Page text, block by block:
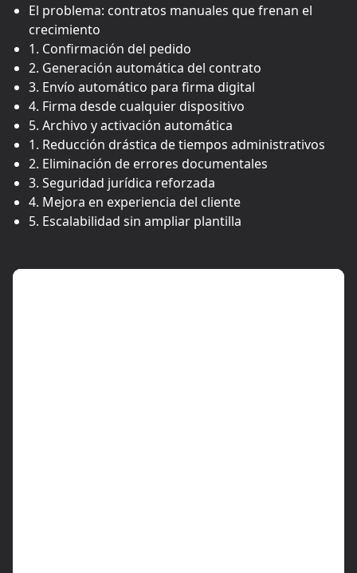
El problema: contratos manuales que frenan el
crecimiento
1. Confirmación del pedido
2. Generación automática del contrato
3. Envío automático para firma digital
4. Firma desde cualquier dispositivo
5. Archivo y activación automática
1. Reducción drástica de tiempos administrativos
2. Eliminación de errores documentales
3. Seguridad jurídica reforzada
4. Mejora en experiencia del cliente
5. Escalabilidad sin ampliar plantilla